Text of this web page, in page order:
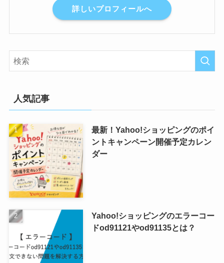
詳しいプロフィールへ
人気記事
最新！Yahoo!ショッピングのポイ
ントキャンペーン開催予定カレン
ダー
Yahoo!ショッピングのエラーコー
ドod91121やod91135とは？